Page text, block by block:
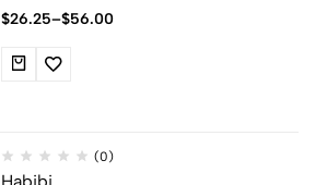
$26.25–$56.00
(0)